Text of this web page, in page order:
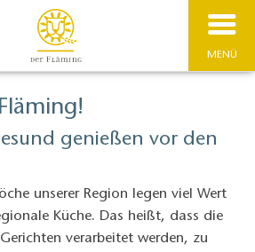
MENÜ
genießen vor den
unserer Region legen viel Wert
Küche. Das heißt, dass die
verarbeitet werden, zu